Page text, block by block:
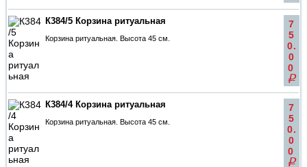
К384/5 Корзина ритуальная
Корзина ритуальная. Высота 45 см.
7
5
0.
0
0
q
К384/4 Корзина ритуальная
Корзина ритуальная. Высота 45 см.
7
5
0.
0
0
q